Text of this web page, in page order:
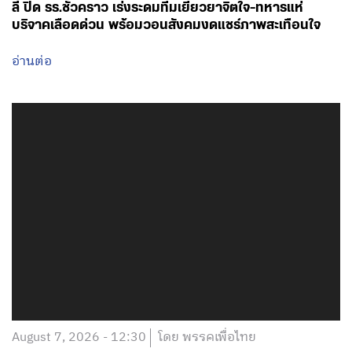
ลี่ ปิด รร.ชั่วคราว เร่งระดมทีมเยียวยาจิตใจ-ทหารแห่
บริจาคเลือดด่วน พร้อมวอนสังคมงดแชร์ภาพสะเทือนใจ
อ่านต่อ
August 7, 2026 - 12:30 โดย พรรคเพื่อไทย